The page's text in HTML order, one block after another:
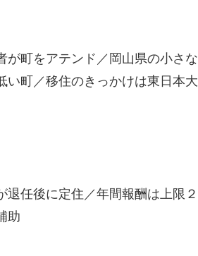
が町をアテンド／岡山県の小さな
い町／移住のきっかけは東日本大
退任後に定住／年間報酬は上限２
助